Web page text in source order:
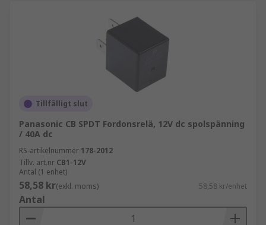
Tillfälligt slut
Panasonic CB SPDT Fordonsrelä, 12V dc spolspänning
/ 40A dc
RS-artikelnummer 178-2012
Tillv. art.nr CB1-12V
Antal (1 enhet)
58,58 kr(exkl. moms) 58,58 kr/enhet
Antal